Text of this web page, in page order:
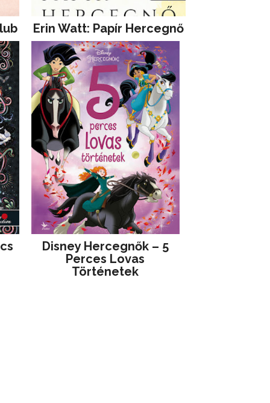
Erin Watt: Papír Hercegnő
Disney ​Hercegnők – 5
Perces Lovas
Történetek